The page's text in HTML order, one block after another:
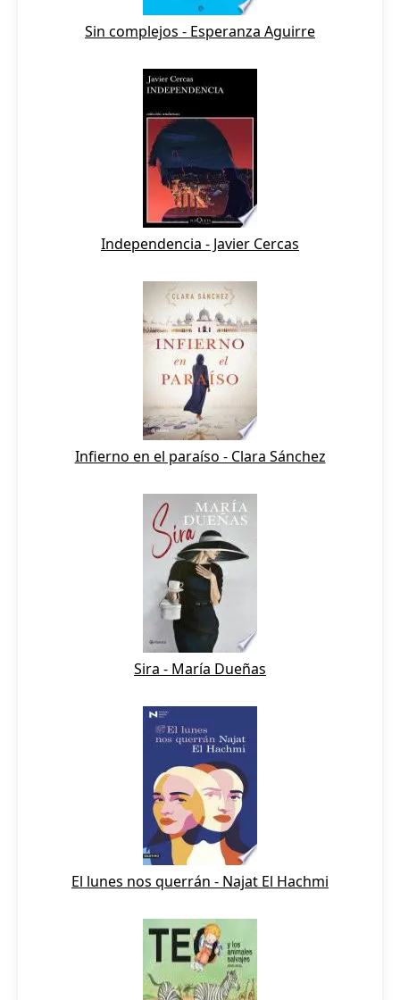
Sin complejos - Esperanza Aguirre
Independencia - Javier Cercas
Infierno en el paraíso - Clara Sánchez
Sira - María Dueñas
El lunes nos querrán - Najat El Hachmi